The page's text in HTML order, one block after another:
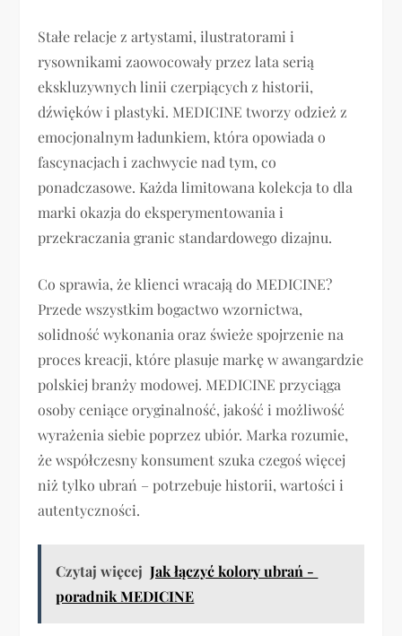
Stałe relacje z artystami, ilustratorami i
rysownikami zaowocowały przez lata serią
ekskluzywnych linii czerpiących z historii,
dźwięków i plastyki. MEDICINE tworzy odzież z
emocjonalnym ładunkiem, która opowiada o
fascynacjach i zachwycie nad tym, co
ponadczasowe. Każda limitowana kolekcja to dla
marki okazja do eksperymentowania i
przekraczania granic standardowego dizajnu.
Co sprawia, że klienci wracają do MEDICINE?
Przede wszystkim bogactwo wzornictwa,
solidność wykonania oraz świeże spojrzenie na
proces kreacji, które plasuje markę w awangardzie
polskiej branży modowej. MEDICINE przyciąga
osoby ceniące oryginalność, jakość i możliwość
wyrażenia siebie poprzez ubiór. Marka rozumie,
że współczesny konsument szuka czegoś więcej
niż tylko ubrań – potrzebuje historii, wartości i
autentyczności.
Czytaj więcej Jak łączyć kolory ubrań -
poradnik MEDICINE